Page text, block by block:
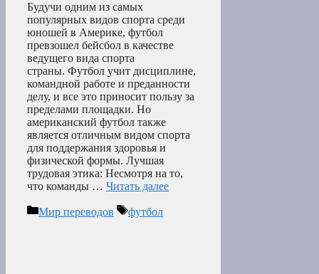
Будучи одним из самых
популярных видов спорта среди
юношей в Америке, футбол
превзошел бейсбол в качестве
ведущего вида спорта
страны. Футбол учит дисциплине,
командной работе и преданности
делу, и все это приносит пользу за
пределами площадки. Но
американский футбол также
является отличным видом спорта
для поддержания здоровья и
физической формы. Лучшая
трудовая этика: Несмотря на то,
что команды … Читать далее
Рубрики
Мир переводов Метки
футбол